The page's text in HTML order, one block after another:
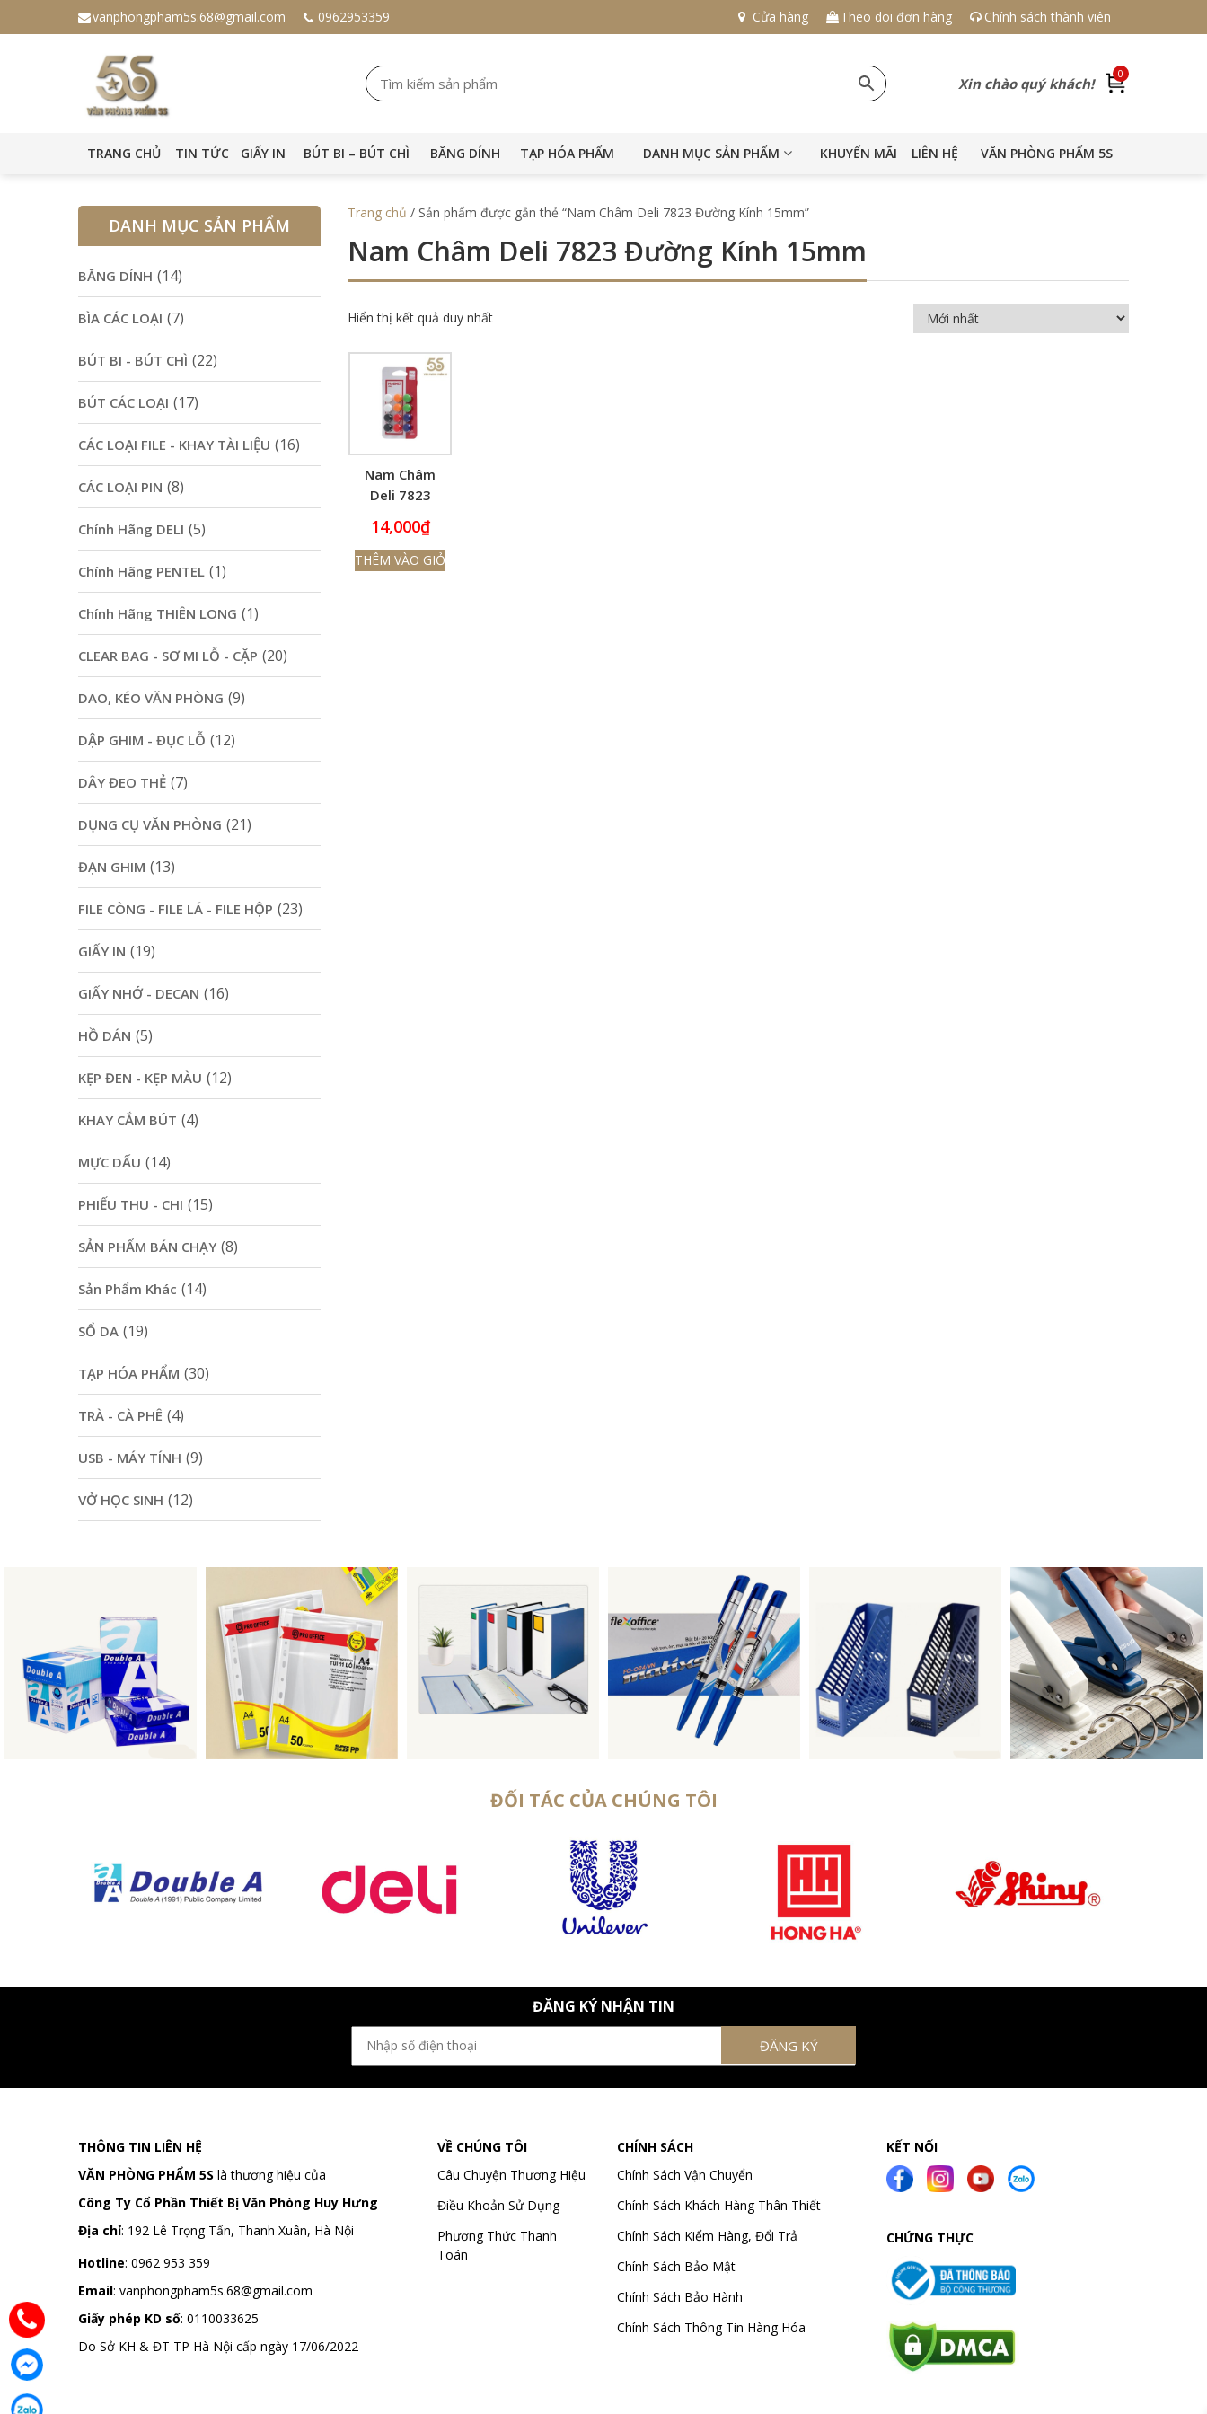
vanphongpham5s.68@gmail.com 0962953359 Cửa hàng Theo dõi đơn hàng Chính sách thành viên
Xin chào quý khách!
0
TRANG CHỦ TIN TỨC GIẤY IN BÚT BI – BÚT CHÌ BĂNG DÍNH TẠP HÓA PHẨM DANH MỤC SẢN PHẨM KHUYẾN MÃI LIÊN HỆ VĂN PHÒNG PHẨM 5S
Trang chủ / Sản phẩm được gắn thẻ “Nam Châm Deli 7823 Đường Kính 15mm”
Nam Châm Deli 7823 Đường Kính 15mm
Hiển thị kết quả duy nhất
Nam Châm
Deli 7823
Đường Kính
15mm
14,000₫
THÊM VÀO GIỎ
DANH MỤC SẢN PHẨM
BĂNG DÍNH (14)
BÌA CÁC LOẠI (7)
BÚT BI - BÚT CHÌ (22)
BÚT CÁC LOẠI (17)
CÁC LOẠI FILE - KHAY TÀI LIỆU (16)
CÁC LOẠI PIN (8)
Chính Hãng DELI (5)
Chính Hãng PENTEL (1)
Chính Hãng THIÊN LONG (1)
CLEAR BAG - SƠ MI LỖ - CẶP (20)
DAO, KÉO VĂN PHÒNG (9)
DẬP GHIM - ĐỤC LỖ (12)
DÂY ĐEO THẺ (7)
DỤNG CỤ VĂN PHÒNG (21)
ĐẠN GHIM (13)
FILE CÒNG - FILE LÁ - FILE HỘP (23)
GIẤY IN (19)
GIẤY NHỚ - DECAN (16)
HỒ DÁN (5)
KẸP ĐEN - KẸP MÀU (12)
KHAY CẮM BÚT (4)
MỰC DẤU (14)
PHIẾU THU - CHI (15)
SẢN PHẨM BÁN CHẠY (8)
Sản Phẩm Khác (14)
SỔ DA (19)
TẠP HÓA PHẨM (30)
TRÀ - CÀ PHÊ (4)
USB - MÁY TÍNH (9)
VỞ HỌC SINH (12)
ĐỐI TÁC CỦA CHÚNG TÔI
ĐĂNG KÝ NHẬN TIN
THÔNG TIN LIÊN HỆ
VĂN PHÒNG PHẨM 5S là thương hiệu của
Công Ty Cổ Phần Thiết Bị Văn Phòng Huy Hưng
Địa chỉ: 192 Lê Trọng Tấn, Thanh Xuân, Hà Nội
Hotline: 0962 953 359
Email: vanphongpham5s.68@gmail.com
Giấy phép KD số: 0110033625
Do Sở KH & ĐT TP Hà Nội cấp ngày 17/06/2022
VỀ CHÚNG TÔI
Câu Chuyện Thương Hiệu
Điều Khoản Sử Dụng
Phương Thức Thanh
Toán
CHÍNH SÁCH
Chính Sách Vận Chuyển
Chính Sách Khách Hàng Thân Thiết
Chính Sách Kiểm Hàng, Đổi Trả
Chính Sách Bảo Mật
Chính Sách Bảo Hành
Chính Sách Thông Tin Hàng Hóa
KẾT NỐI
CHỨNG THỰC